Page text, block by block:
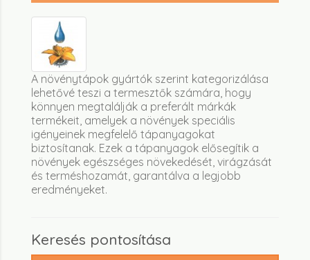
A növénytápok gyártók szerint kategorizálása
lehetővé teszi a termesztők számára, hogy
könnyen megtalálják a preferált márkák
termékeit, amelyek a növények speciális
igényeinek megfelelő tápanyagokat
biztosítanak. Ezek a tápanyagok elősegítik a
növények egészséges növekedését, virágzását
és terméshozamát, garantálva a legjobb
eredményeket.
Keresés pontosítása